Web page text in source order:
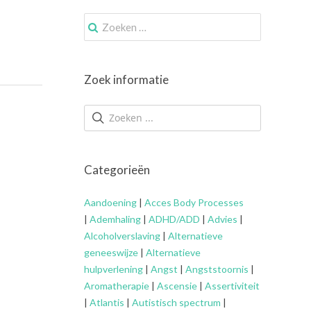
Zoek
naar:
Zoek informatie
Categorieën
Aandoening | Acces Body Processes
| Ademhaling | ADHD/ADD | Advies |
Alcoholverslaving | Alternatieve
geneeswijze | Alternatieve
hulpverlening | Angst | Angststoornis |
Aromatherapie | Ascensie | Assertiviteit
| Atlantis | Autistisch spectrum |